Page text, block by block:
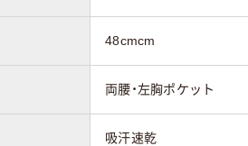
48cmcm
両腰・左胸ポケット
吸汗速乾